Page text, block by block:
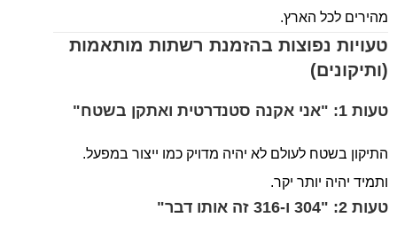
מהירים לכל הארץ.
טעויות נפוצות בהזמנת רשתות מותאמות
(ותיקונים)
טעות 1: "אני אקנה סטנדרטית ואתקן בשטח"
התיקון בשטח לעולם לא יהיה מדויק כמו ייצור במפעל.
ותמיד יהיה יותר יקר.
טעות 2: "304 ו-316 זה אותו דבר"